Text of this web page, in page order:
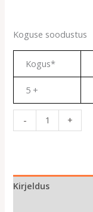
Koguse soodustus
Kogus*
5 +
- +
Kirjeldus